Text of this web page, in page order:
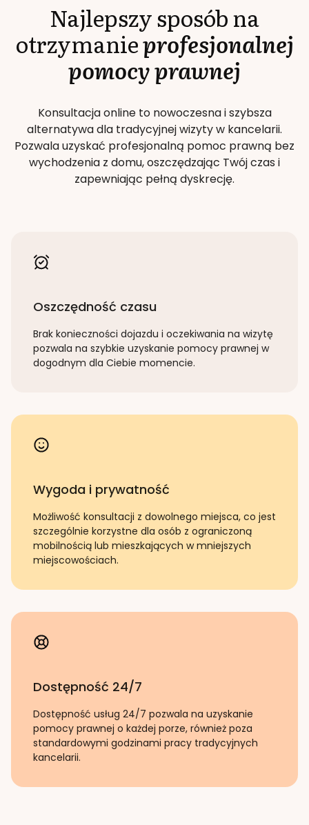
Najlepszy sposób na
otrzymanieprofesjonalnej
pomocy prawnej
Konsultacja online to nowoczesna i szybsza
alternatywa dla tradycyjnej wizyty w kancelarii.
Pozwala uzyskać profesjonalną pomoc prawną bez
wychodzenia z domu, oszczędzając Twój czas i
zapewniając pełną dyskrecję.
Oszczędność czasu
Brak konieczności dojazdu i oczekiwania na wizytę
pozwala na szybkie uzyskanie pomocy prawnej w
dogodnym dla Ciebie momencie.
Wygoda i prywatność
Możliwość konsultacji z dowolnego miejsca, co jest
szczególnie korzystne dla osób z ograniczoną
mobilnością lub mieszkających w mniejszych
miejscowościach.
Dostępność 24/7
Dostępność usług 24/7 pozwala na uzyskanie
pomocy prawnej o każdej porze, również poza
standardowymi godzinami pracy tradycyjnych
kancelarii.